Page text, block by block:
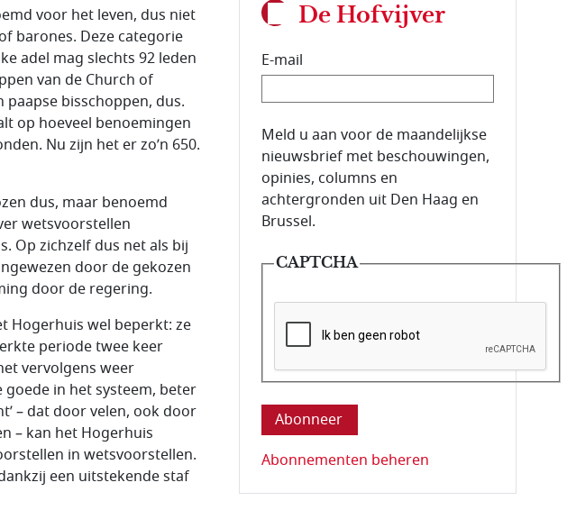
voor het leven, dus niet
barones. Deze categorie
adel mag slechts 92 leden
van de Church of
bisschoppen, dus.
op hoeveel benoemingen
Nu zijn het er zo’n 650.
dus, maar benoemd
wetsvoorstellen
Op zichzelf dus net als bij
door de gekozen
door de regering.
Hogerhuis wel beperkt: ze
periode twee keer
vervolgens weer
in het systeem, beter
– dat door velen, ook door
– kan het Hogerhuis
in wetsvoorstellen.
een uitstekende staf
De Hofvijver
E-mail
E-mailadres van de abonnee.
Meld u aan voor de maandelijkse
nieuwsbrief met beschouwingen,
opinies, columns en
achtergronden uit Den Haag en
Brussel.
CAPTCHA
Deze vraag is om te controleren dat u
Abonnementen beheren